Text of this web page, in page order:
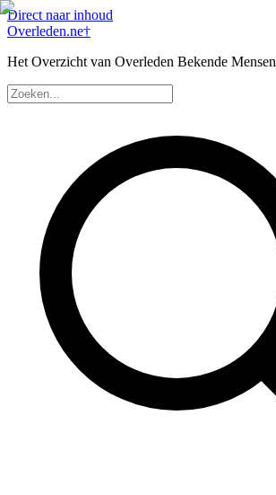
Direct naar inhoud
Overleden.ne†
Het Overzicht van Overleden Bekende Mensen